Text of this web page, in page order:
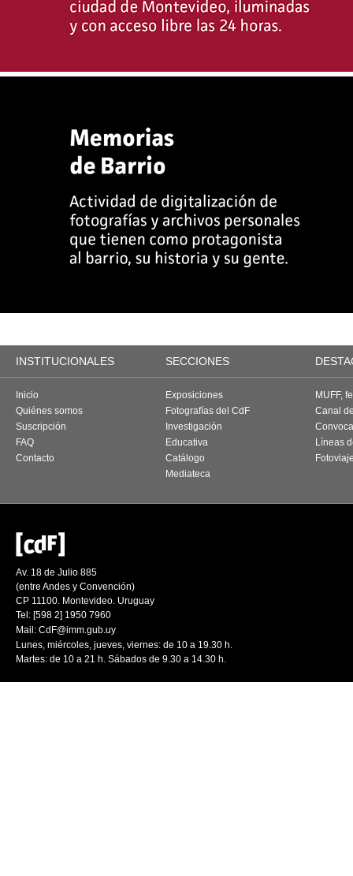
INSTITUCIONALES SECCIONES
Inicio
Quiénes somos
Suscripción
FAQ
Contacto
Exposiciones
Fotografías del CdF
Investigación
Educativa
Catálogo
Mediateca
MUFF,
Canal
Líneas
Av. 18 de Julio 885
(entre Andes y Convención)
CP 11100. Montevideo. Uruguay
Tel: [598 2] 1950 7960
Mail: CdF@imm.gub.uy
Lunes, miércoles, jueves, viernes: de 10 a 19.30 h.
Martes: de 10 a 21 h. Sábados de 9.30 a 14.30 h.